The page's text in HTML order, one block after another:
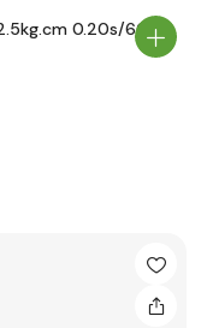
0.20s/60°